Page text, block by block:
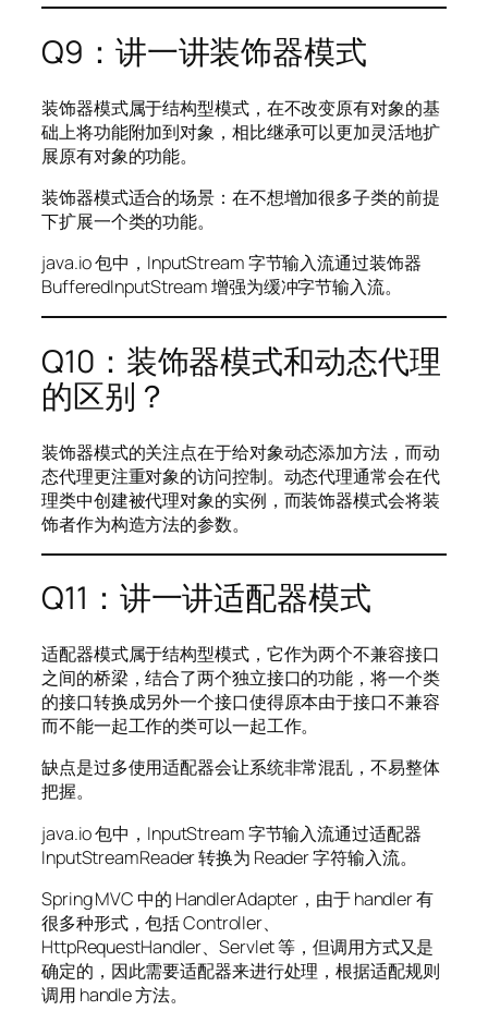
Q9：讲一讲装饰器模式
装饰器模式属于结构型模式，在不改变原有对象的基
础上将功能附加到对象，相比继承可以更加灵活地扩
展原有对象的功能。
装饰器模式适合的场景：在不想增加很多子类的前提
下扩展一个类的功能。
java.io 包中，InputStream 字节输入流通过装饰器
BufferedInputStream 增强为缓冲字节输入流。
Q10：装饰器模式和动态代理
的区别？
装饰器模式的关注点在于给对象动态添加方法，而动
态代理更注重对象的访问控制。动态代理通常会在代
理类中创建被代理对象的实例，而装饰器模式会将装
饰者作为构造方法的参数。
Q11：讲一讲适配器模式
适配器模式属于结构型模式，它作为两个不兼容接口
之间的桥梁，结合了两个独立接口的功能，将一个类
的接口转换成另外一个接口使得原本由于接口不兼容
而不能一起工作的类可以一起工作。
缺点是过多使用适配器会让系统非常混乱，不易整体
把握。
java.io 包中，InputStream 字节输入流通过适配器
InputStreamReader 转换为 Reader 字符输入流。
Spring MVC 中的 HandlerAdapter，由于 handler 有
很多种形式，包括 Controller、
HttpRequestHandler、Servlet 等，但调用方式又是
确定的，因此需要适配器来进行处理，根据适配规则
调用 handle 方法。